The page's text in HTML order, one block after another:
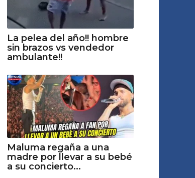
La pelea del año!! hombre
sin brazos vs vendedor
ambulante!!
Maluma regaña a una
madre por llevar a su bebé
a su concierto...